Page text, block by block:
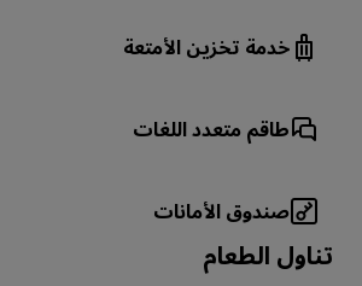
خدمة تخزين الأمتعة
طاقم متعدد اللغات
صندوق الأمانات
تناول الطعام